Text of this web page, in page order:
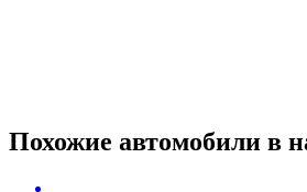
Похожие автомобили в